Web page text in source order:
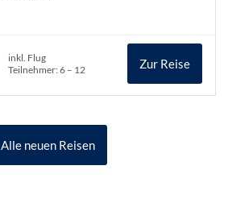
inkl. Flug
Teilnehmer: 6 – 12
Zur Reise
Alle neuen Reisen